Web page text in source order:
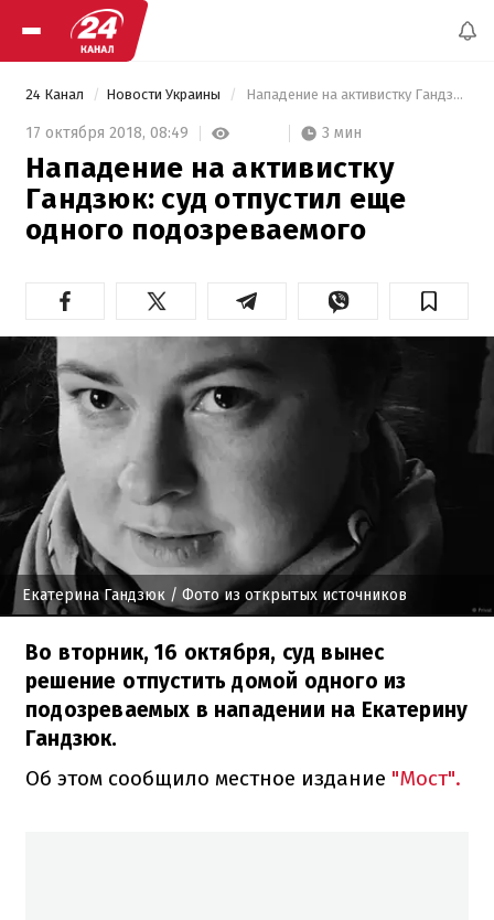
24 Канал Новости Украины Нападение на активистку Гандзюк: суд отпустил еще одного подозреваемого
17 октября 2018, 08:49 3 мин
Нападение на активистку
Гандзюк: суд отпустил еще
одного подозреваемого
Екатерина Гандзюк / Фото из открытых источников
Во вторник, 16 октября, суд вынес
решение отпустить домой одного из
подозреваемых в нападении на Екатерину
Гандзюк.
Об этом сообщило местное издание "Мост".